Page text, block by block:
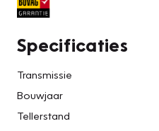
Specificaties
Transmissie
Bouwjaar
Tellerstand